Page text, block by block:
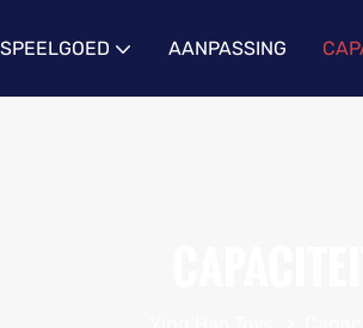
AANPASSING